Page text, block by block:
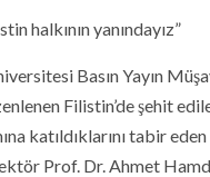
halkının yanındayız”
Basın Yayın
Filistin’de şehit
katıldıklarını tabir
Prof. Dr. Ahmet